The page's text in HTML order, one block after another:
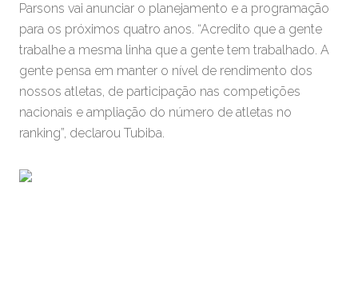
Parsons vai anunciar o planejamento e a programação
para os próximos quatro anos. “Acredito que a gente
trabalhe a mesma linha que a gente tem trabalhado. A
gente pensa em manter o nível de rendimento dos
nossos atletas, de participação nas competições
nacionais e ampliação do número de atletas no
ranking”, declarou Tubiba.